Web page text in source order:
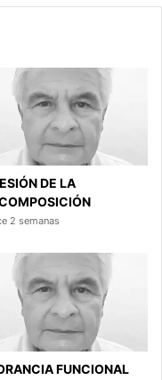
DE LA
2 semanas
FUNCIONAL